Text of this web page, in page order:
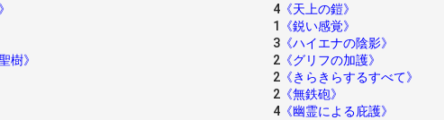
樹》
4 《天上の鎧》
1
《鋭い感覚》
3 《ハイエナの陰影》
2 《グリフの加護》
2 《きらきらするすべて》
2 《無鉄砲》
4 《幽霊による庇護》